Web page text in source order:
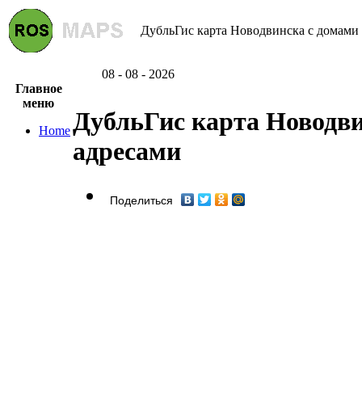
ДубльГис карта Новодвинска с домами
08 - 08 - 2026
Главное
меню
HomeДубльГис карта
адресами
Поделиться